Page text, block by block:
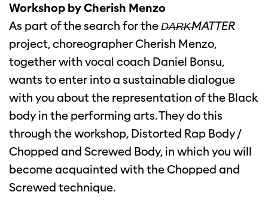
Workshop by Cherish Menzo
As part of the search for theD̶A̶R̶K̶MATTER
project, choreographer Cherish Menzo,
together with vocal coach Daniel Bonsu,
wants to enter into a sustainable dialogue
with you about the representation of the Black
body in the performing arts. They do this
through the workshop, Distorted Rap Body /
Chopped and Screwed Body, in which you will
become acquainted with the Chopped and
Screwed technique.
Inzoomen